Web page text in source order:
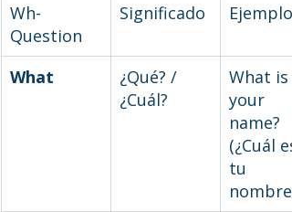
Wh-
Question
Significado Ejemplo
What
¿Qué? /
¿Cuál?
What is
your
name?
(¿Cuál es
tu
nombre?)